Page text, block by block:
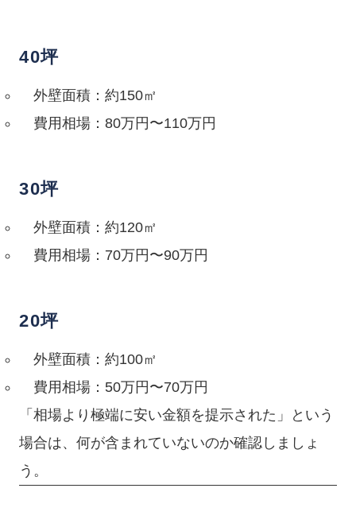
40坪
外壁面積：約150㎡
費用相場：80万円〜110万円
30坪
外壁面積：約120㎡
費用相場：70万円〜90万円
20坪
外壁面積：約100㎡
費用相場：50万円〜70万円
「相場より極端に安い金額を提示された」という
場合は、何が含まれていないのか確認しましょ
う。